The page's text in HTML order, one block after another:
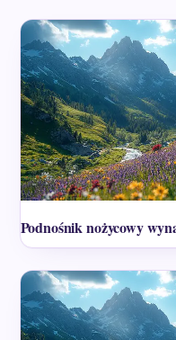
Podnośnik nożycowy